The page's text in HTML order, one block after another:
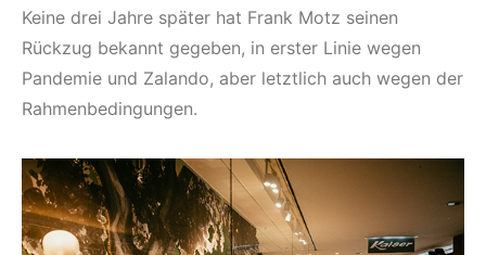
Keine drei Jahre später hat Frank Motz seinen
Rückzug bekannt gegeben, in erster Linie wegen
Pandemie und Zalando, aber letztlich auch wegen der
Rahmenbedingungen.